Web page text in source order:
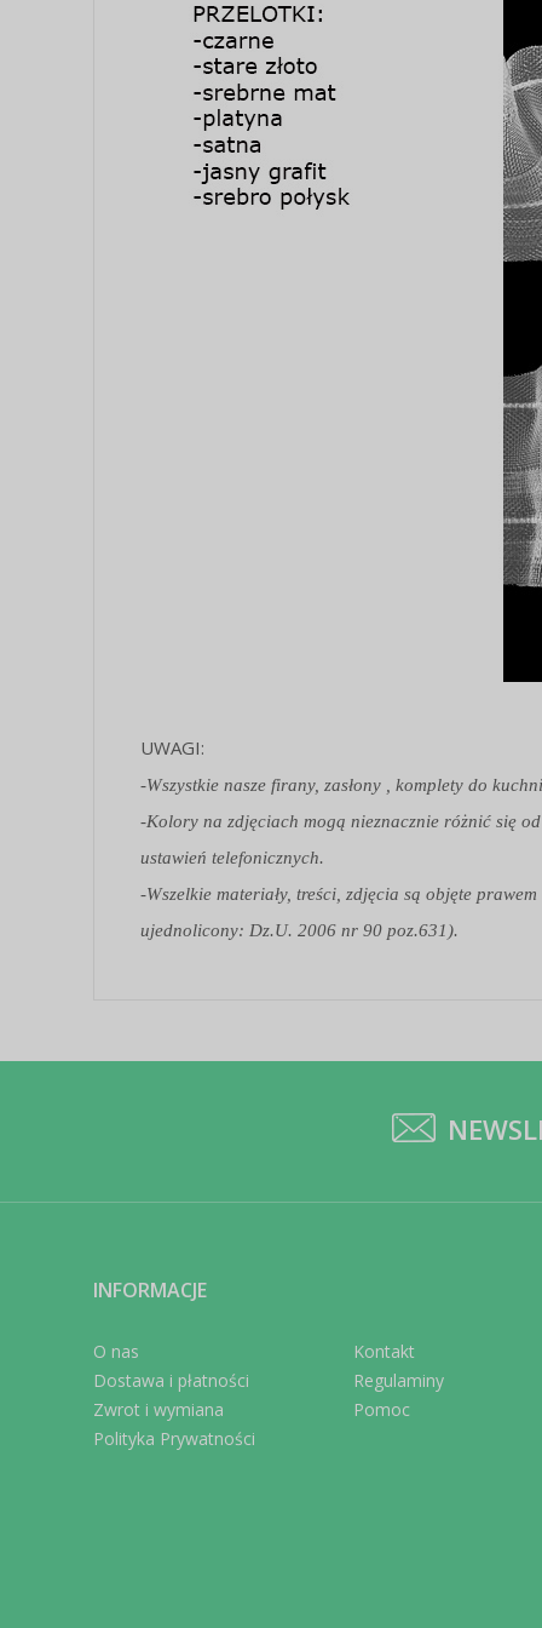
UWAGI:
-Wszystkie nasze firany, zasłony , komplety do
-Kolory na zdjęciach mogą nieznacznie różnić się
ustawień telefonicznych.
-Wszelkie materiały, treści, zdjęcia są objęte
ujednolicony: Dz.U. 2006 nr 90 poz.631).
INFORMACJE
O nas
Dostawa i płatności
Zwrot i wymiana
Polityka Prywatności
Kontakt
Regulaminy
Pomoc